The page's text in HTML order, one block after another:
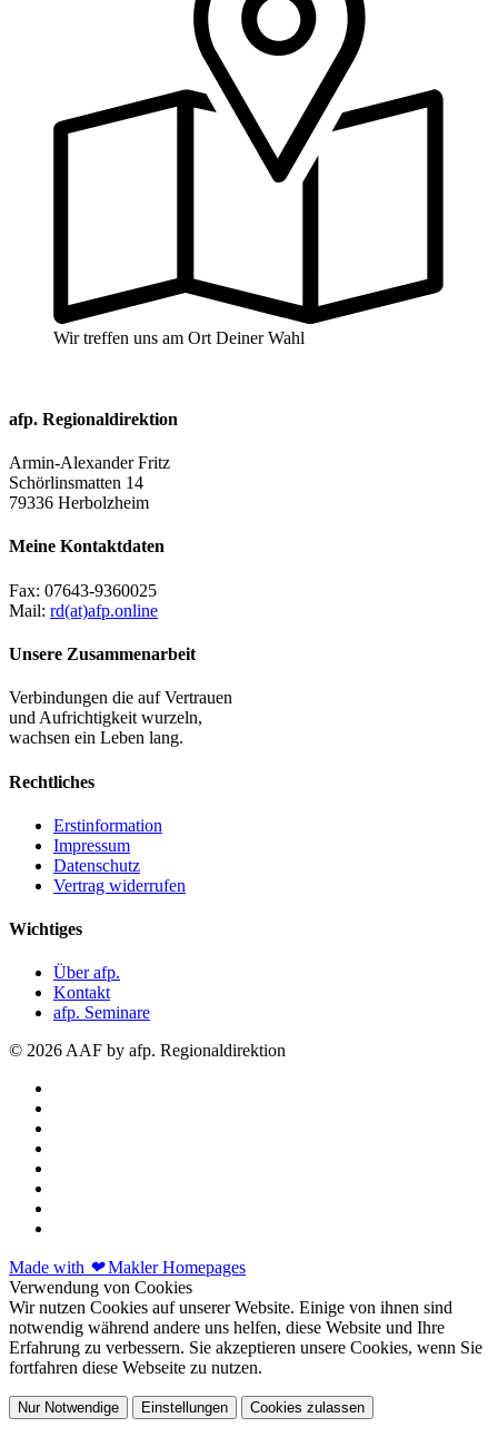
Wir treffen uns am Ort Deiner Wahl
afp. Regionaldirektion
Armin-Alexander Fritz
Schörlinsmatten 14
79336 Herbolzheim
Meine Kontaktdaten
Fax: 07643-9360025
Mail: rd(at)afp.online
Unsere Zusammenarbeit
Verbindungen die auf Vertrauen
und Aufrichtigkeit wurzeln,
wachsen ein Leben lang.
Rechtliches
Erstinformation
Impressum
Datenschutz
Vertrag widerrufen
Wichtiges
Über afp.
Kontakt
afp. Seminare
© 2026 AAF by afp. Regionaldirektion
Made with ❤Makler Homepages
Verwendung von Cookies
Wir nutzen Cookies auf unserer Website. Einige von ihnen sind
notwendig während andere uns helfen, diese Website und Ihre
Erfahrung zu verbessern. Sie akzeptieren unsere Cookies, wenn Sie
fortfahren diese Webseite zu nutzen.
Nur Notwendige Einstellungen Cookies zulassen